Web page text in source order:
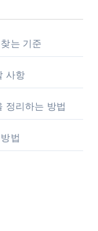
는 기준
사항
정리하는 방법
법